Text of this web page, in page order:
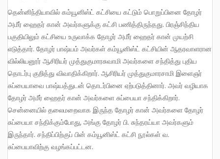
தென்னிந்தியாவில் கம்யூனிஸ்ட் கட்சியை கட்டும் பொறுப்பினை தோழர்
அமீர் ஹைதர் கான் அவர்களுக்கு கட்சி பணித்திருந்தது. பிரஞ்சிந்திய
பகுதியிலும் கட்சியை உருவாக்க தோழர் அமீர் ஹைதர் கான் முயற்சி
எடுத்தார். தோழர் பாஷ்யம் அவர்கள் கம்யூனிஸ்ட் கட்சியின் ஆதரவாளரான
வில்லியனூர் ஆசிரியர் முத்துகுமாரசுவாமி அவர்களை சந்தித்து புதிய
தொடர்பு குறித்து விவாதிக்கிறார். ஆசிரியர் முத்துகுமாரசாமி இளைஞர்
சுப்பையாவை பாஷ்யத்துடன் தொடர்பினை ஏற்படுத்தினார். அவர் வழியாக
தோழர் அமீர் ஹைதர் கான் அவர்களை சுப்பையா சந்திக்கிறார்.
சென்னையில் தலைமறைவாக இருந்த தோழர் கான் அவர்களை தோழர்
சுப்பையா சந்திக்கும்போது, அங்கு தோழர் பி. சுந்தரய்யா அவர்களும்
இருந்தார். சந்திப்பிற்குப் பின் கம்யூனிஸ்ட் கட்சி நூல்கள் வ.
சுப்பையாவிற்கு வழங்கப்பட்டன.